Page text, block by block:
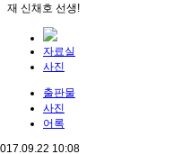
재 신채호 선생!
자료실
사진
출판물
사진
어록
10:08